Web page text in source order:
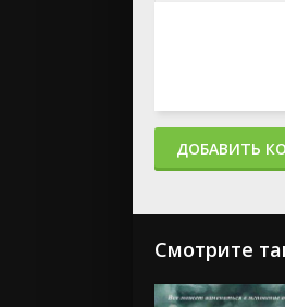
ДОБАВИТЬ
Смотрите